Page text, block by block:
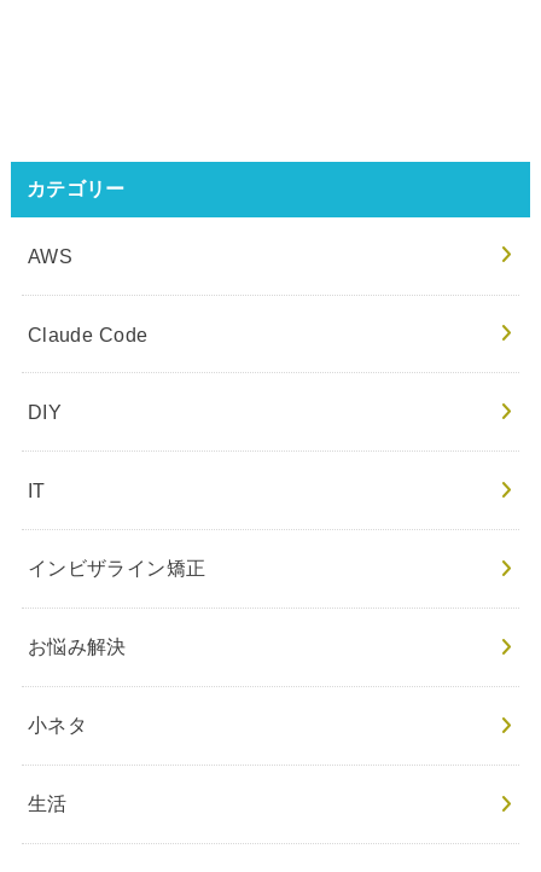
カテゴリー
AWS
Claude Code
DIY
IT
インビザライン矯正
お悩み解決
小ネタ
生活